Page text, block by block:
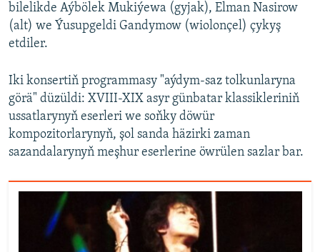
bilelikde Aýbölek Mukiýewa (gyjak), Elman Nasirow
(alt) we Ýusupgeldi Gandymow (wiolonçel) çykyş
etdiler.
Iki konsertiň programmasy "aýdym-saz tolkunlaryna
görä" düzüldi: XVIII-XIX asyr günbatar klassikleriniň
ussatlarynyň eserleri we soňky döwür
kompozitorlarynyň, şol sanda häzirki zaman
sazandalarynyň meşhur eserlerine öwrülen sazlar bar.